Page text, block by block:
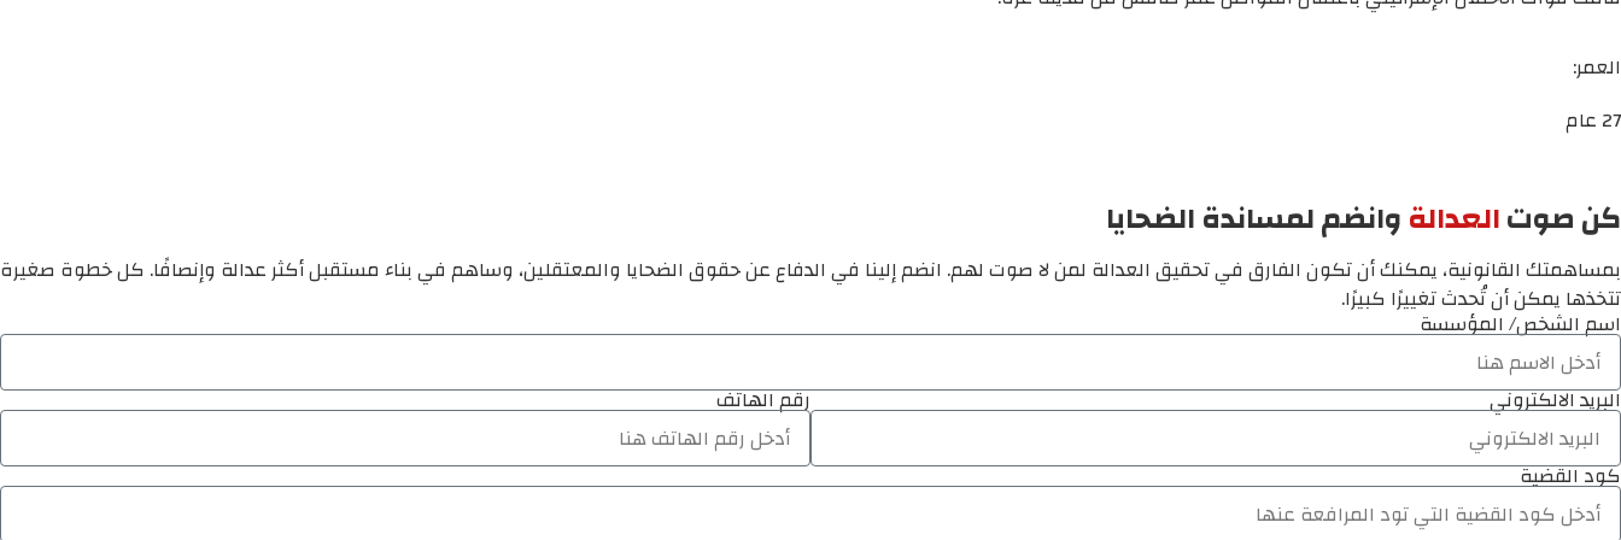
العمر:
27 عام
كن صوتالعدالةوانضم لمساندة الضحايا
بمساهمتك القانونية، يمكنك أن تكون الفارق في تحقيق العدالة لمن لا صوت لهم. انضم إلينا في الدفاع عن حقوق الضحايا والمعتقلين، وساهم في بناء مستقبل أكثر عدالة وإنصافًا. كل خطوة صغيرة
تتخذها يمكن أن تُحدث تغييرًا كبيرًا.
اسم الشخص/ المؤسسة
البريد الالكتروني رقم الهاتف
كود القضية